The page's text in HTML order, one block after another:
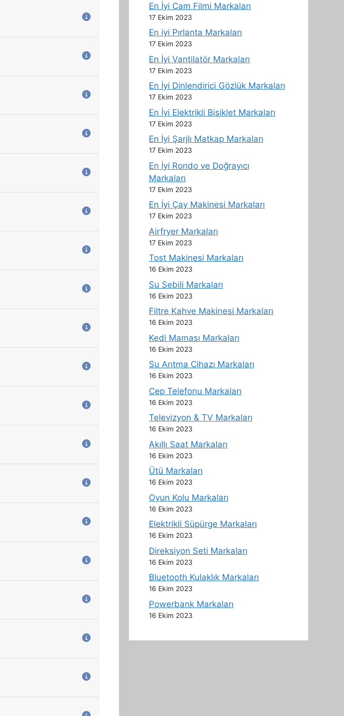
En İyi Cam Filmi Markaları
17 Ekim 2023
En iyi Pırlanta Markaları
17 Ekim 2023
En İyi Vantilatör Markaları
17 Ekim 2023
En İyi Dinlendirici Gözlük Markaları
17 Ekim 2023
En İyi Elektrikli Bisiklet Markaları
17 Ekim 2023
En İyi Şarjlı Matkap Markaları
17 Ekim 2023
En İyi Rondo ve Doğrayıcı
Markaları
17 Ekim 2023
En İyi Çay Makinesi Markaları
17 Ekim 2023
Airfryer Markaları
17 Ekim 2023
Tost Makinesi Markaları
16 Ekim 2023
Su Sebili Markaları
16 Ekim 2023
Filtre Kahve Makinesi Markaları
16 Ekim 2023
Kedi Maması Markaları
16 Ekim 2023
Su Arıtma Cihazı Markaları
16 Ekim 2023
Cep Telefonu Markaları
16 Ekim 2023
Televizyon & TV Markaları
16 Ekim 2023
Akıllı Saat Markaları
16 Ekim 2023
Ütü Markaları
16 Ekim 2023
Oyun Kolu Markaları
16 Ekim 2023
Elektrikli Süpürge Markaları
16 Ekim 2023
Direksiyon Seti Markaları
16 Ekim 2023
Bluetooth Kulaklık Markaları
16 Ekim 2023
Powerbank Markaları
16 Ekim 2023